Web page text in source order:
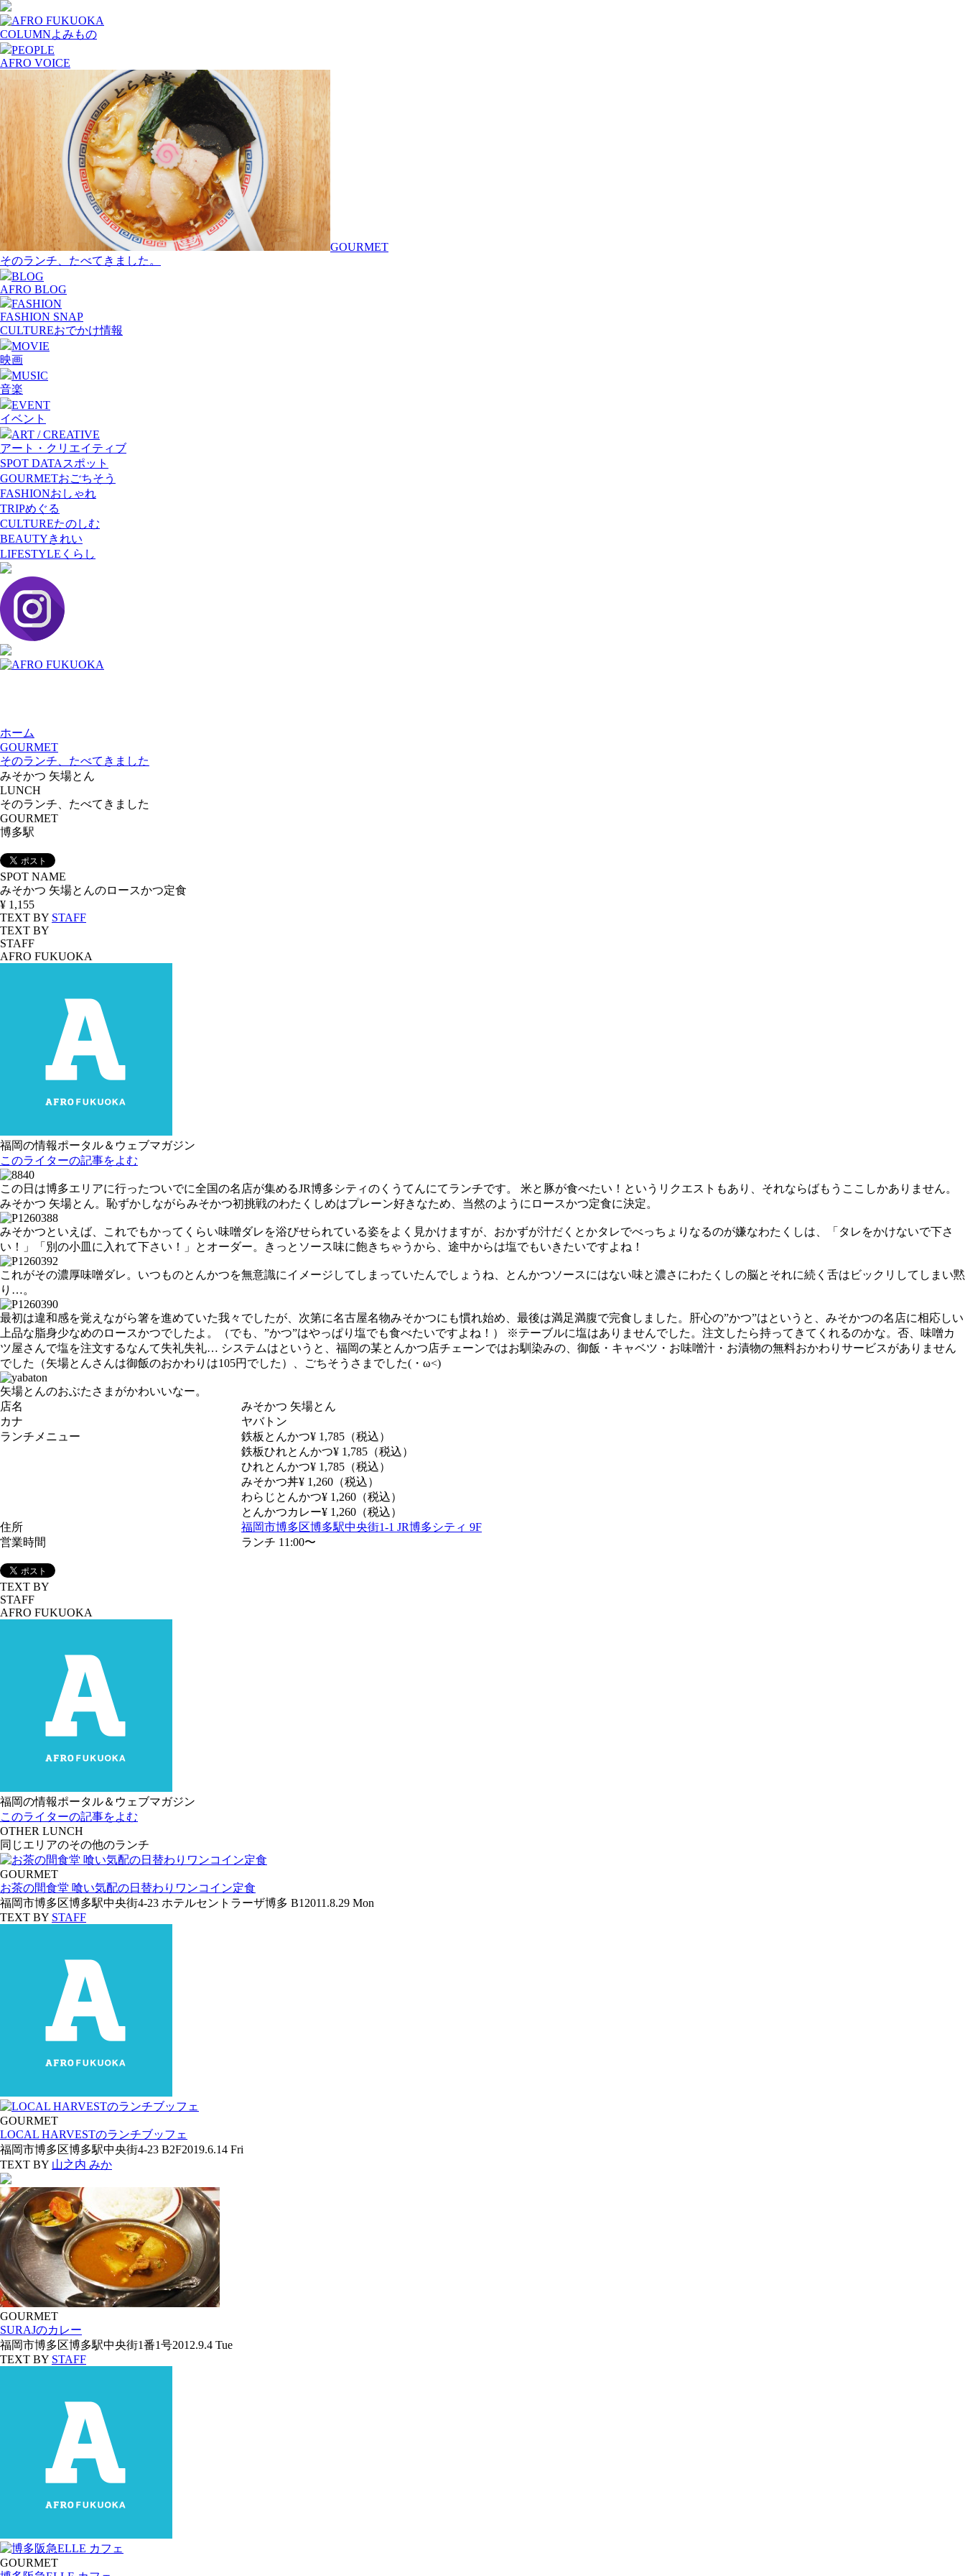
COLUMNよみもの
PEOPLE
AFRO VOICE
GOURMET
そのランチ、たべてきました。
BLOG
AFRO BLOG
FASHION
FASHION SNAP
CULTUREおでかけ情報
MOVIE
映画
MUSIC
音楽
EVENT
イベント
ART / CREATIVE
アート・クリエイティブ
SPOT DATA スポット
GOURMETおごちそう
FASHIONおしゃれ
TRIPめぐる
CULTUREたのしむ
BEAUTYきれい
LIFESTYLE くらし
ホーム
GOURMET
そのランチ、たべてきました
みそかつ 矢場とん
LUNCH
そのランチ、たべてきました
GOURMET
博多駅
SPOT NAME
みそかつ 矢場とんのロースかつ定食
¥ 1,155
TEXT BY STAFF
TEXT BY
STAFF
AFRO FUKUOKA
福岡の情報ポータル＆ウェブマガジン
このライターの記事をよむ
この日は博多エリアに行ったついでに全国の名店が集めるJR博多シティのくうてんにてランチです。 米と豚が食べたい！というリクエストもあり、それならばもうここしかありません。
みそかつ 矢場とん。恥ずかしながらみそかつ初挑戦のわたくしめはプレーン好きなため、当然のようにロースかつ定食に決定。
みそかつといえば、これでもかってくらい味噌ダレを浴びせられている姿をよく見かけますが、おかずが汁だくとかタレでべっちょりなるのが嫌なわたくしは、「タレをかけないで下さ
い！」「別の小皿に入れて下さい！」とオーダー。きっとソース味に飽きちゃうから、途中からは塩でもいきたいですよね！
これがその濃厚味噌ダレ。いつものとんかつを無意識にイメージしてしまっていたんでしょうね、とんかつソースにはない味と濃さにわたくしの脳とそれに続く舌はビックリしてしまい黙
り…。
最初は違和感を覚えながら箸を進めていた我々でしたが、次第に名古屋名物みそかつにも慣れ始め、最後は満足満腹で完食しました。肝心の”かつ”はというと、みそかつの名店に相応しい
上品な脂身少なめのロースかつでしたよ。（でも、”かつ”はやっぱり塩でも食べたいですよね！） ※テーブルに塩はありませんでした。注文したら持ってきてくれるのかな。否、味噌カ
ツ屋さんで塩を注文するなんて失礼失礼… システムはというと、福岡の某とんかつ店チェーンではお馴染みの、御飯・キャベツ・お味噌汁・お漬物の無料おかわりサービスがありません
でした（矢場とんさんは御飯のおかわりは105円でした）、ごちそうさまでした(・ω<)
矢場とんのおぶたさまがかわいいなー。
店名
みそかつ 矢場とん
カナ
ヤバトン
ランチメニュー
鉄板とんかつ¥ 1,785（税込）
鉄板ひれとんかつ¥ 1,785（税込）
ひれとんかつ¥ 1,785（税込）
みそかつ丼¥ 1,260（税込）
わらじとんかつ¥ 1,260（税込）
とんかつカレー¥ 1,260（税込）
住所
福岡市博多区博多駅中央街1-1 JR博多シティ 9F
営業時間
ランチ 11:00〜
TEXT BY
STAFF
AFRO FUKUOKA
福岡の情報ポータル＆ウェブマガジン
このライターの記事をよむ
OTHER LUNCH
同じエリアのその他のランチ
GOURMET
お茶の間食堂 喰い気配の日替わりワンコイン定食
福岡市博多区博多駅中央街4-23 ホテルセントラーザ博多 B1 2011.8.29 Mon
TEXT BY STAFF
GOURMET
LOCAL HARVESTのランチブッフェ
福岡市博多区博多駅中央街4-23 B2F2019.6.14 Fri
TEXT BY 山之内 みか
GOURMET
SURAJのカレー
福岡市博多区博多駅中央街1番1号2012.9.4 Tue
TEXT BY STAFF
GOURMET